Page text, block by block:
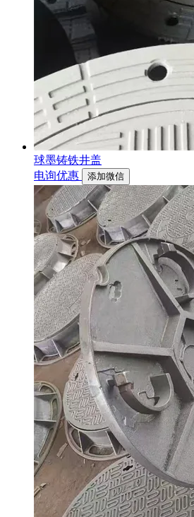
球墨铸铁井盖
电询优惠
添加微信